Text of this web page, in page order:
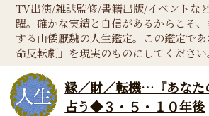
TV出演/雑誌監修/書籍出版/イベントな
躍。確かな実績と自信があるからこそ
する山倭厭魏の人生鑑定。この鑑定で
命反転劇」を現実のものにしてください
縁／財／転機…『あなた
占う◆３・５・１０年後